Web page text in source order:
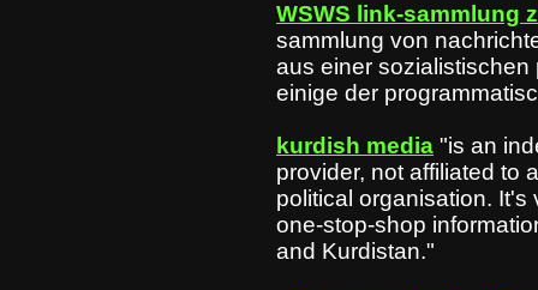
WSWS link-sammlung
sammlung von
aus einer sozialistischen
einige der
kurdish media "is an
provider, not affiliated to
political organisation. It's
one-stop-shop
and Kurdistan."